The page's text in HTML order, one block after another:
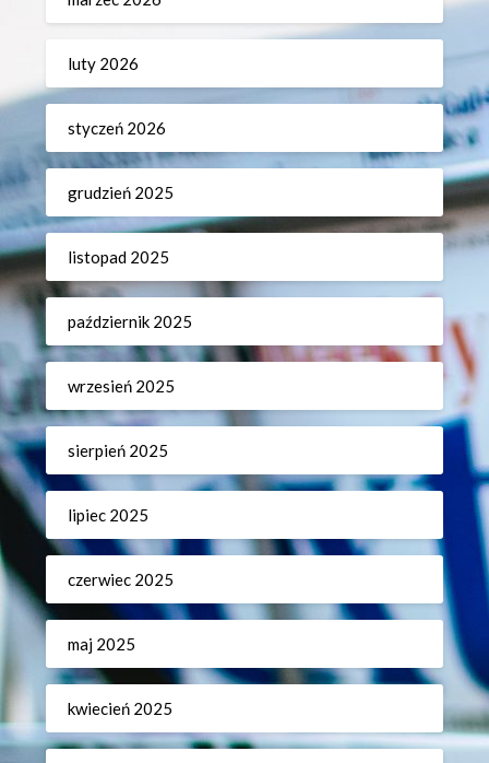
luty 2026
styczeń 2026
grudzień 2025
listopad 2025
październik 2025
wrzesień 2025
sierpień 2025
lipiec 2025
czerwiec 2025
maj 2025
kwiecień 2025